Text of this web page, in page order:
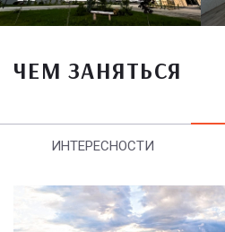
ЧЕМ ЗАНЯТЬСЯ
ИНТЕРЕСНОСТИ